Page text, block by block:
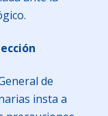
de
insta a